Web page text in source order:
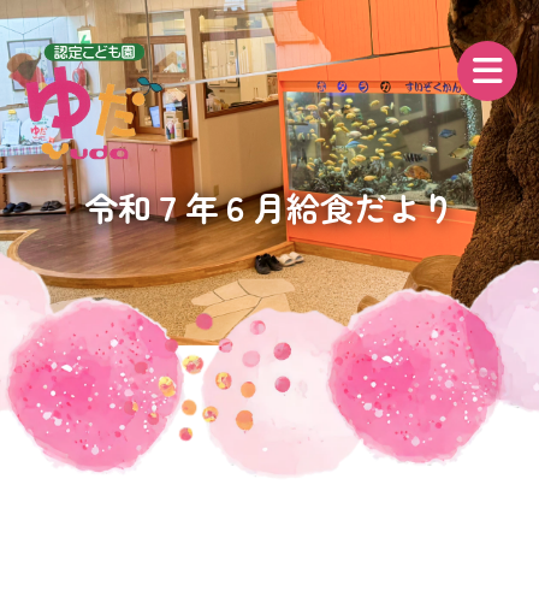
令和７年６月給食だより